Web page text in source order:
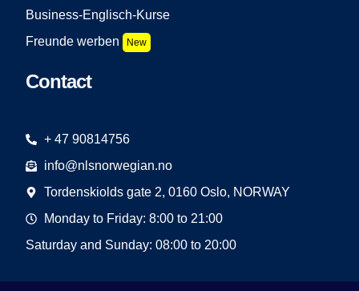
Business-Englisch-Kurse
Freunde werben
New
Contact
+ 47 90814756
info@nlsnorwegian.no
Tordenskiolds gate 2, 0160 Oslo, NORWAY
Monday to Friday: 8:00 to 21:00
Saturday and Sunday: 08:00 to 20:00